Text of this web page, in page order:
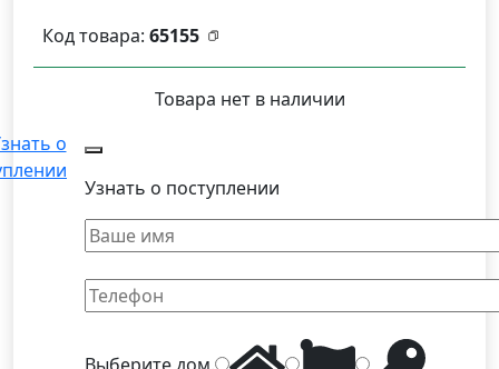
Код товара: 65155
Товара нет в наличии
о
Узнать о поступлении